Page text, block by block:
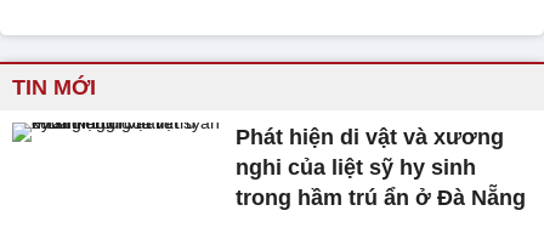
TIN MỚI
Phát hiện di vật và xương
nghi của liệt sỹ hy sinh
trong hầm trú ẩn ở Đà Nẵng